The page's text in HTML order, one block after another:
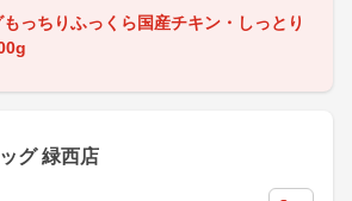
っちりふっくら国産チキン・しっとり
グ 緑西店